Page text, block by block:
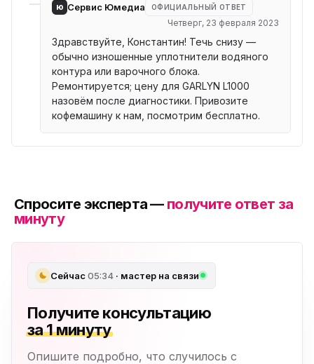
ю Сервис Юмедиа ОФИЦИАЛЬНЫЙ ОТВЕТ
Четверг, 23 февраля 2023
Здравствуйте, Константин! Течь снизу —
обычно изношенные уплотнители водяного
контура или варочного блока.
Ремонтируется; цену для GARLYN L1000
назовём после диагностики. Привозите
кофемашину к нам, посмотрим бесплатно.
Спросите эксперта — получите ответ за
минуту
Сейчас05:34 · мастер на связи
Получите консультацию
за 1 минуту
Опишите подробно, что случилось с